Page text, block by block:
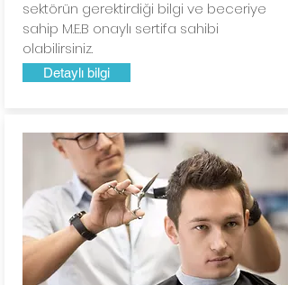
sektörün gerektirdiği bilgi ve beceriye
sahip M.E.B onaylı sertifa sahibi
olabilirsiniz.
Detaylı bilgi